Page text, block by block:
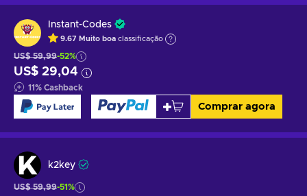
Instant-Codes
9.67 Muito boa classificação
US$ 59,99-52%
US$ 29,04
11% Cashback
Comprar agora
k2key
US$ 59,99-51%